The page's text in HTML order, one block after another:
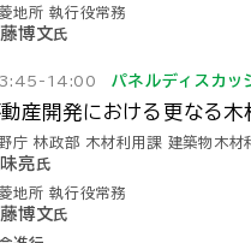
地所 執行役常務
博文氏
14:00 パネルディスカッ
産開発における 更なる木
庁 林政部 木材利用課 建築物木材
亮 氏
地所 執行役常務
博文 氏